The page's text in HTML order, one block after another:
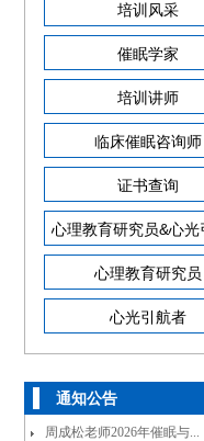
培训风采
催眠学家
培训讲师
临床催眠咨询师
证书查询
心理教育研究员&心光
心理教育研究员
心光引航者
通知公告
周成松老师2026年催眠与...